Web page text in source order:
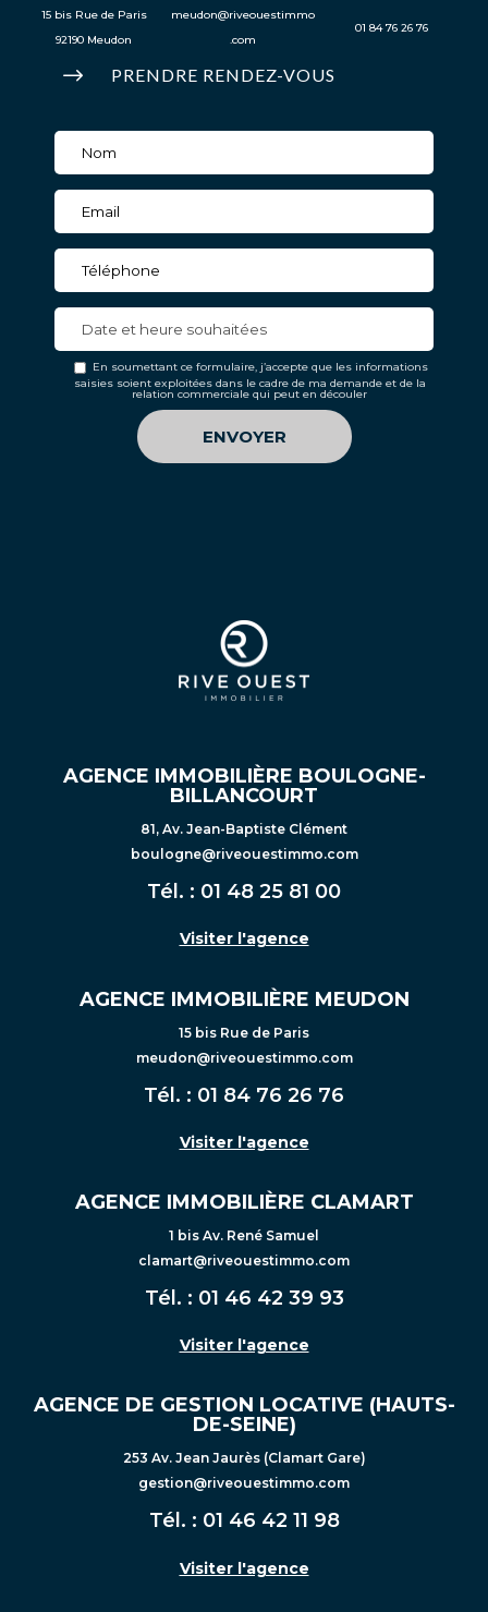
15 bis Rue de Paris
92190 Meudon
meudon@riveouestimmo
.com
01 84 76 26 76
$ PRENDRE RENDEZ-VOUS
En soumettant ce formulaire, j’accepte que les informations
saisies soient exploitées dans le cadre de ma demande et de la
relation commerciale qui peut en découler
AGENCE IMMOBILIÈRE BOULOGNE-
BILLANCOURT
81, Av. Jean-Baptiste Clément
boulogne@riveouestimmo.com
Tél. : 01 48 25 81 00
Visiter l'agence
AGENCE IMMOBILIÈRE MEUDON
15 bis Rue de Paris
meudon@riveouestimmo.com
Tél. : 01 84 76 26 76
Visiter l'agence
AGENCE IMMOBILIÈRE CLAMART
1 bis Av. René Samuel
clamart@riveouestimmo.com
Tél. : 01 46 42 39 93
Visiter l'agence
AGENCE DE GESTION LOCATIVE (HAUTS-
DE-SEINE)
253 Av. Jean Jaurès (Clamart Gare)
gestion@riveouestimmo.com
Tél. : 01 46 42 11 98
Visiter l'agence